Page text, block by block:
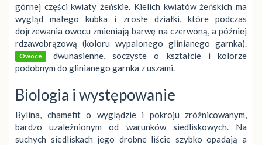
górnej części kwiaty żeńskie. Kielich kwiatów żeńskich ma
wygląd małego kubka i zrosłe działki, które podczas
dojrzewania owocu zmieniają barwę na czerwoną, a później
rdzawobrązową (koloru wypalonego glinianego garnka).
Owoce dwunasienne, soczyste o kształcie i kolorze
podobnym do glinianego garnka z uszami.
Biologia i występowanie
Bylina, chamefit o wyglądzie i pokroju zróżnicowanym,
bardzo uzależnionym od warunków siedliskowych. Na
suchych siedliskach jego drobne liście szybko opadają a